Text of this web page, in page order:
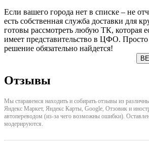
Если вашего города нет в списке – не
есть собственная служба доставки для
готовы рассмотреть любую ТК, которая
имеет представительство в ЦФО.
решение обязательно найдется!
Отзывы
Мы стараяемся находить и собирать отзывы из
Яндекс Маркет, Яндекс Карты, Google, Отзовик и
автопереводом (из-за чего возможны ошибки).
модерируются.